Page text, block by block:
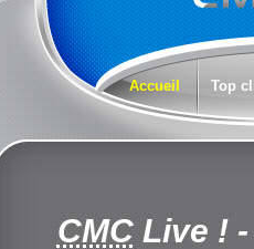
Accueil Top
CMCLive !-